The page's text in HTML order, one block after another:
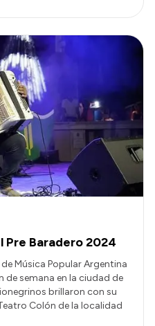
Pre Baradero 2024
Música Popular Argentina
semana en la ciudad de
brillaron con su
Colón de la localidad